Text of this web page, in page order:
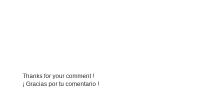
Thanks for your comment !
¡ Gracias por tu comentario !